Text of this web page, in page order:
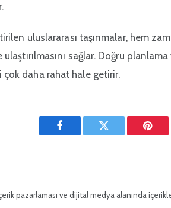
uluslararası taşınmalar, hem
sağlar. Doğru
daha rahat hale getirir.
Facebook Twitter
pazarlaması ve dijital medya alanında